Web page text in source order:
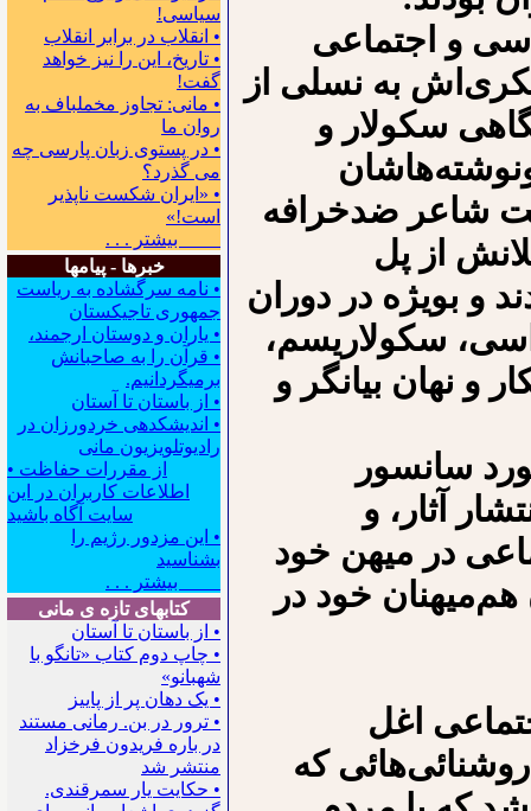
سیاسی!
• انقلاب در برابر انقلاب
• تاریخ، این را نیز خواهد
گفت!
• مانی: تجاوز مخملباف به
روان ما
• در پستوی زبان پارسی چه
می گذرد؟
• «ایران شکست ناپذیر
است!»
بیشتر . . .
خبرها - پیامها
• نامه سرگشاده به ریاست
جمهوری تاجیکستان
• یاران و دوستان ارجمند،
• قرآن را به صاحبانش
برمیگردانیم.
• از باستان تا آستان
• اندیشکده‍ی خردورزان در
رادیوتلویزیون مانی
• از مقررات حفاظت
اطلاعات کاربران در این
سایت آگاه باشید
• این مزدور رژیم را
بشناسید
بیشتر . . .
کتابهای تازه ی مانی
• از باستان تا آستان
• چاپ دوم کتاب «تانگو با
شهبانو»
• یک دهان پر از پاییز
• ترور در بن. رمانی مستند
در باره فریدون فرخزاد
منتشر شد
• حکایت یار سمرقندی.
و اجتماعی
به نسلی از
سکولار و
شاعر ضدخرافه
از پل
و بویژه در دوران
سکولاریسم،
و نهان بیانگر و
سانسور
آثار، و
در میهن خود
خود در
اغل
که